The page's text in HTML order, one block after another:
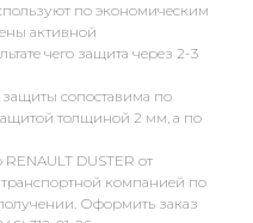
по экономическим
активной
чего защита через 2-3
сопоставима по
толщиной 2 мм, а по
DUSTER от
компанией по
Оформить заказ